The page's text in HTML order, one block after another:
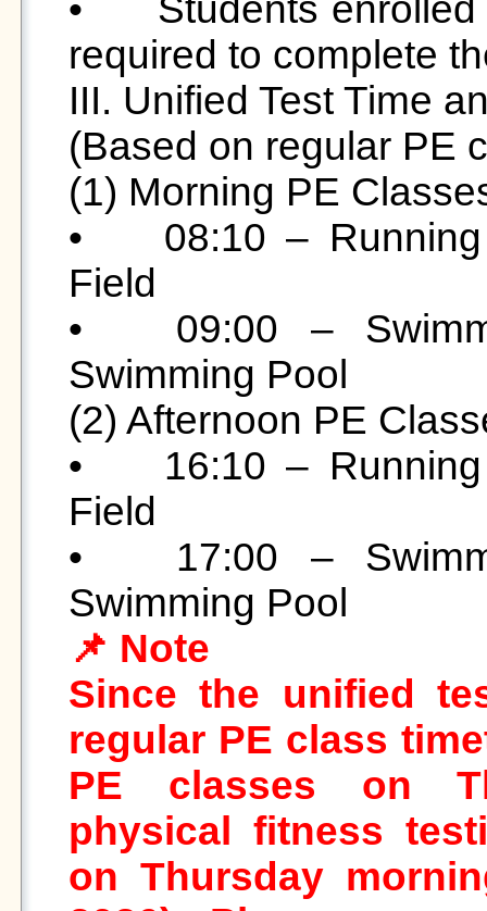
•	Students enrolled in Physical Education (II) are
required to complete
III. Unified Test Time
(Based on regular PE
(1) Morning PE
•	08:10 – Running Test | Meeting Point: Track
Field
•	09:00 – Swimming Test | Meeting Point:
Swimming Pool
(2) Afternoon PE
•	16:10 – Running Test | Meeting Point: Track
Field
•	17:00 – Swimming Test | Meeting Point:
📌 Note
Since the unified
regular PE class
PE classes on
physical fitness
on Thursday